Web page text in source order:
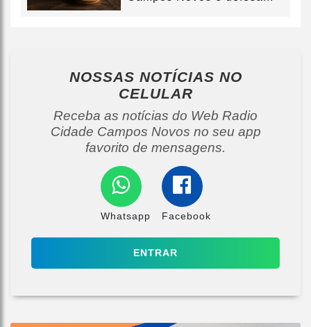
NOSSAS NOTÍCIAS NO
CELULAR
Receba as notícias do Web Radio
Cidade Campos Novos no seu app
favorito de mensagens.
Whatsapp Facebook
ENTRAR